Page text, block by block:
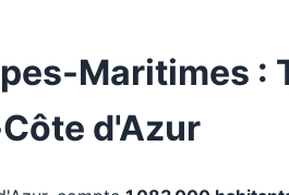
Maritimes :
d'Azur